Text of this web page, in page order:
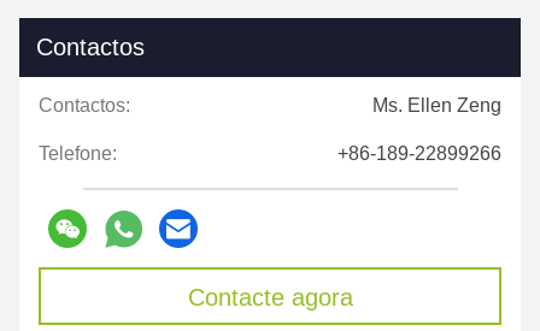
Contactos
Contactos: Ms. Ellen Zeng
Telefone: +86-189-22899266
Contacte agora